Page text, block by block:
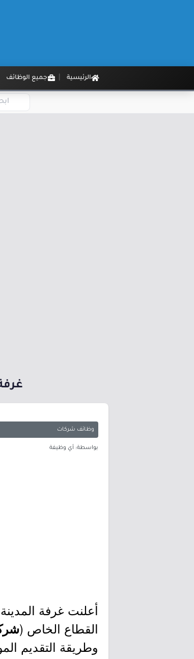
الرئيسية جميع الوظائف
غرفة المدينة
وظائف شركات
بواسطة: أي وظيفة
أعلنت غرفة
القطاع الخاص (
وطريقة التقديم